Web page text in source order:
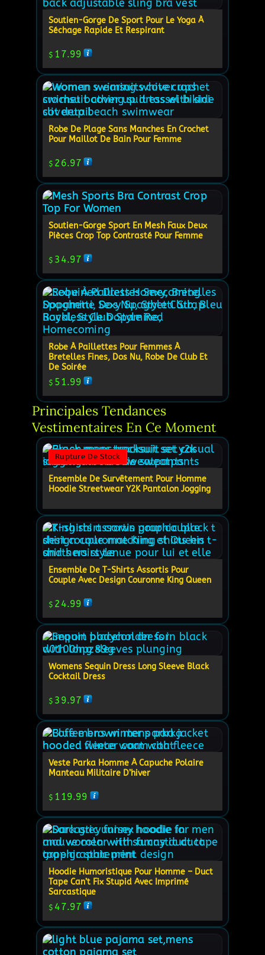
Soutien-Gorge De Sport Pour Le Yoga À
Séchage Rapide Et Respirant
$ 17.99
Robe De Plage Sans Manches En Crochet
Pour Maillot De Bain Pour Femme
$ 26.97
Soutien-Gorge Sport En Mesh Faux Deux
Pièces Crop Top Contrasté Pour Femme
$ 34.97
Robe À Paillettes Pour Femmes À
Bretelles Fines, Dos Nu, Robe De Club Et
De Soirée
$ 51.99
Principales Tendances
Vestimentaires En Ce Moment
Rupture De Stock
Ensemble De Survêtement Pour Homme
Hoodie Streetwear Y2K Pantalon Jogging
Ensemble De T-Shirts Assortis Pour
Couple Avec Design Couronne King Queen
$ 24.99
Womens Sequin Dress Long Sleeve Black
Cocktail Dress
$ 39.97
Veste Parka Homme À Capuche Polaire
Manteau Militaire D’hiver
$ 119.99
Hoodie Humoristique Pour Homme – Duct
Tape Can’t Fix Stupid Avec Imprimé
Sarcastique
$ 47.97